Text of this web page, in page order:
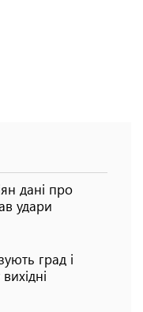
дані про
удари
град і